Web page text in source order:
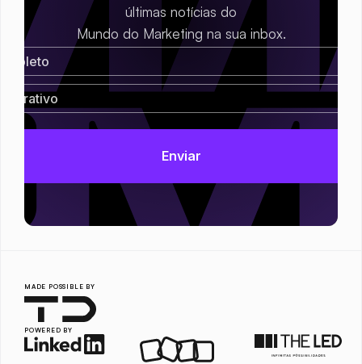
últimas notícias do
Mundo do Marketing na sua inbox.
MADE POSSIBLE BY
POWERED BY